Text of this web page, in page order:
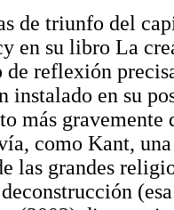
de triunfo del
en su libro La
de reflexión
instalado en su
más
como Kant,
las grandes